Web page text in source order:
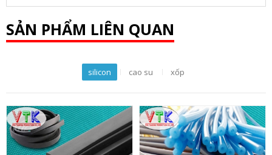
SẢN PHẨM LIÊN QUAN
silicon cao su xốp